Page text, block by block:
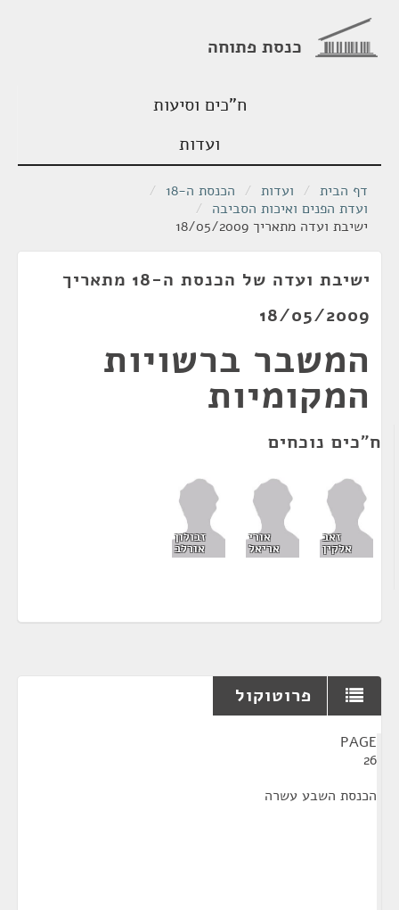
כנסת פתוחה
ח"כים וסיעות
ועדות
דף הבית / ועדות / הכנסת ה-18
/
ועדת הפנים ואיכות הסביבה /
ישיבת ועדה מתאריך 18/05/2009
ישיבת ועדה של הכנסת ה-18 מתאריך
18/05/2009
המשבר ברשויות
המקומיות
ח"כים נוכחים
זאב
אלקין
אורי
אריאל
זבולון
אורלב
פרוטוקול
PAGE
26
הכנסת השבע עשרה